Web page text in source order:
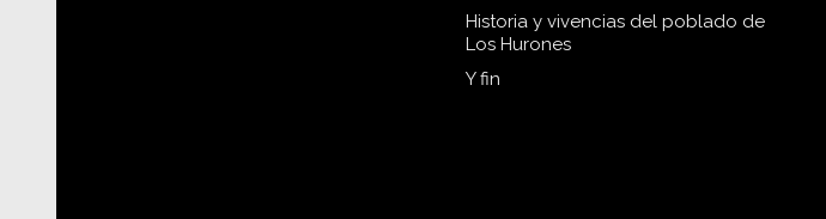
Historia y vivencias del poblado de
Los Hurones
Y fin